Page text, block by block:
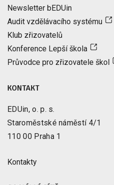
Newsletter bEDUin
Audit vzdělávacího systému
Klub zřizovatelů
Konference Lepší škola
Průvodce pro zřizovatele škol
KONTAKT
EDUin, o. p. s.
Staroměstské náměstí 4/1
110 00 Praha 1
Kontakty